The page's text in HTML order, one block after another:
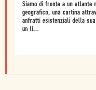
Siamo di fronte a un atlante
geografico, una cartina
anfratti esistenziali della
un li...